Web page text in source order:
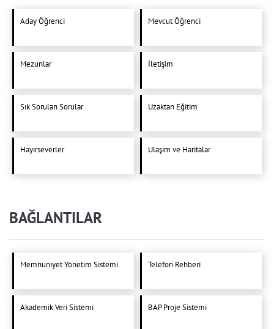
Aday Öğrenci Mevcut Öğrenci
Mezunlar İletişim
Sık Sorulan Sorular Uzaktan Eğitim
Hayırseverler Ulaşım ve Haritalar
BAĞLANTILAR
Memnuniyet Yönetim Sistemi Telefon Rehberi
Akademik Veri Sistemi BAP Proje Sistemi